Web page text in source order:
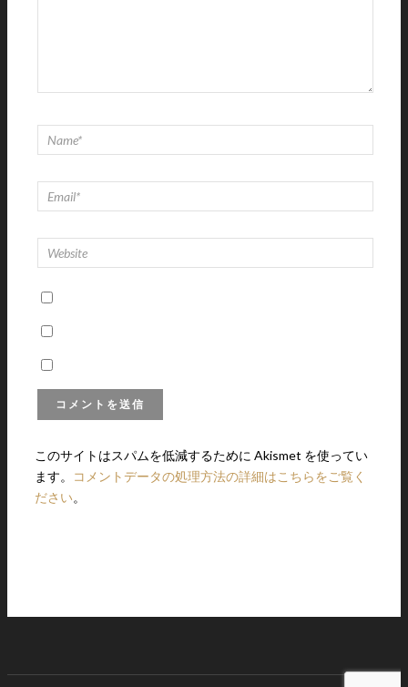
このサイトはスパムを低減するために Akismet を使ってい
ます。
コメントデータの処理方法の詳細はこちらをご覧く
ださい。